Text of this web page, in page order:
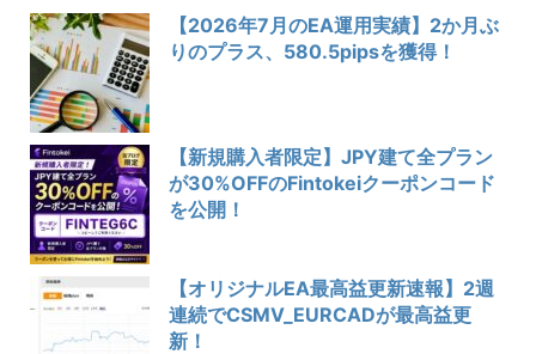
【2026年7月のEA運用実績】2か月ぶ
りのプラス、580.5pipsを獲得！
【新規購入者限定】JPY建て全プラン
が30%OFFのFintokeiクーポンコード
を公開！
【オリジナルEA最高益更新速報】2週
連続でCSMV_EURCADが最高益更
新！